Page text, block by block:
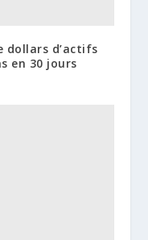
dollars d’actifs
en 30 jours